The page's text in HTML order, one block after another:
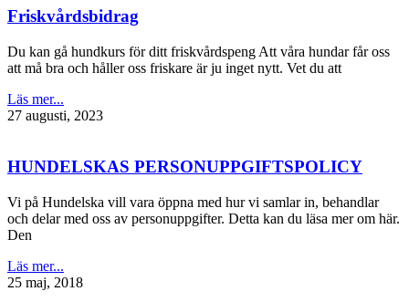
Friskvårdsbidrag
Du kan gå hundkurs för ditt friskvårdspeng Att våra hundar får oss
att må bra och håller oss friskare är ju inget nytt. Vet du att
Läs mer...
27 augusti, 2023
HUNDELSKAS PERSONUPPGIFTSPOLICY
Vi på Hundelska vill vara öppna med hur vi samlar in, behandlar
och delar med oss av personuppgifter. Detta kan du läsa mer om här.
Den
Läs mer...
25 maj, 2018